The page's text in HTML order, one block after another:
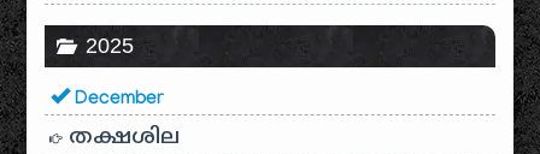
2025
December
തക്ഷശില